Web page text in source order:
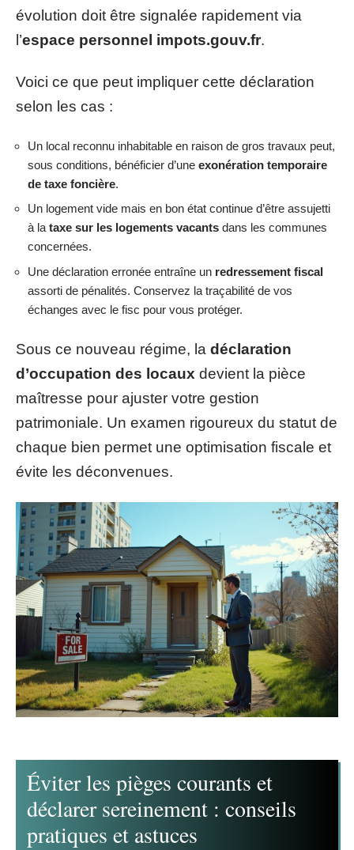
évolution doit être signalée rapidement via
l’espace personnel impots.gouv.fr.
Voici ce que peut impliquer cette déclaration
selon les cas :
Un local reconnu inhabitable en raison de gros travaux peut,
sous conditions, bénéficier d’une exonération temporaire
de taxe foncière.
Un logement vide mais en bon état continue d’être assujetti
à la taxe sur les logements vacants dans les communes
concernées.
Une déclaration erronée entraîne un redressement fiscal
assorti de pénalités. Conservez la traçabilité de vos
échanges avec le fisc pour vous protéger.
Sous ce nouveau régime, la déclaration
d’occupation des locaux devient la pièce
maîtresse pour ajuster votre gestion
patrimoniale. Un examen rigoureux du statut de
chaque bien permet une optimisation fiscale et
évite les déconvenues.
Éviter les pièges courants et
déclarer sereinement : conseils
pratiques et astuces